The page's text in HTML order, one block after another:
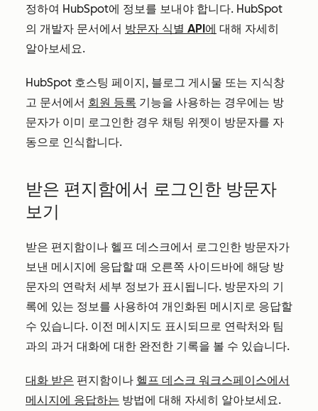
정하여 HubSpot에 정보를 보내야 합니다. HubSpot
의 개발자 문서에서 방문자 식별 API에 대해 자세히
알아보세요.
HubSpot 호스팅 페이지, 블로그 게시물 또는 지식창
고 문서에서 회원 등록 기능을 사용하는 경우에는 방
문자가 이미 로그인한 경우 채팅 위젯이 방문자를 자
동으로 인식합니다.
받은 편지함에서 로그인한 방문자
보기
받은 편지함이나 헬프 데스크에서 로그인한 방문자가
보낸 메시지에 응답할 때 오른쪽 사이드바에 해당 방
문자의 연락처 세부 정보가 표시됩니다. 방문자의 기
록에 있는 정보를 사용하여 개인화된 메시지로 응답할
수 있습니다. 이전 메시지도 표시되므로 연락처와 팀
과의 과거 대화에 대한 완전한 기록을 볼 수 있습니다.
대화 받은 편지함이나 헬프 데스크 워크스페이스에서
메시지에 응답하는 방법에 대해 자세히 알아보세요.